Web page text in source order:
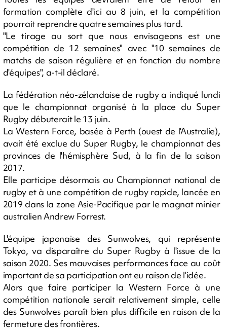
formation complète d'ici au 8 juin, et la compétition
pourrait reprendre quatre semaines plus tard.
"Le tirage au sort que nous envisageons est une
compétition de 12 semaines" avec "10 semaines de
matchs de saison régulière et en fonction du nombre
d'équipes", a-t-il déclaré.
La fédération néo-zélandaise de rugby a indiqué lundi
que le championnat organisé à la place du Super
Rugby débuterait le 13 juin.
La Western Force, basée à Perth (ouest de l'Australie),
avait été exclue du Super Rugby, le championnat des
provinces de l'hémisphère Sud, à la fin de la saison
2017.
Elle participe désormais au Championnat national de
rugby et à une compétition de rugby rapide, lancée en
2019 dans la zone Asie-Pacifique par le magnat minier
australien Andrew Forrest.
L'équipe japonaise des Sunwolves, qui représente
Tokyo, va disparaître du Super Rugby à l'issue de la
saison 2020. Ses mauvaises performances face au coût
important de sa participation ont eu raison de l'idée.
Alors que faire participer la Western Force à une
compétition nationale serait relativement simple, celle
des Sunwolves paraît bien plus difficile en raison de la
fermeture des frontières.